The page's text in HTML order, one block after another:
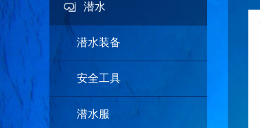
潜水
潜水装备
安全工具
潜水服